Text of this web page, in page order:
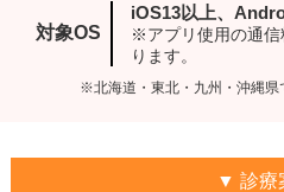
対象OS
iOS13以上、
※アプリ使用の通信
ります。
※北海道・東北・九州・沖縄県
▼ 診療